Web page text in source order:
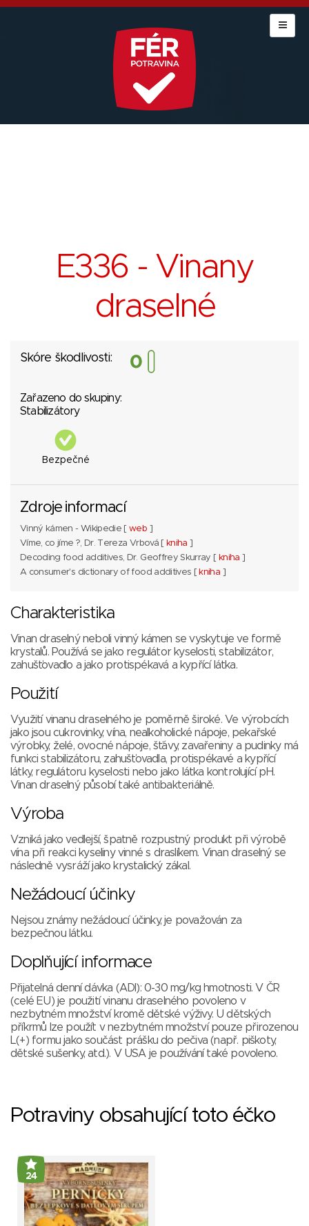
E336 - Vinany
draselné
Skóre škodlivosti:
Zařazeno do skupiny:
Stabilizátory
Bezpečné
Zdroje informací
Vinný kámen - Wikipedie [web ]
Víme, co jíme ?, Dr. Tereza Vrbová [ kniha ]
Decoding food additives, Dr. Geoffrey Skurray [ kniha ]
A consumer's dictionary of food additives [ kniha ]
Charakteristika
Vinan draselný neboli vinný kámen se vyskytuje ve formě
krystalů. Používá se jako regulátor kyselosti, stabilizátor,
zahušťovadlo a jako protispékavá a kypřící látka.
Použití
Využití vinanu draselného je poměrně široké. Ve výrobcích
jako jsou cukrovinky, vína, nealkoholické nápoje, pekařské
výrobky, želé, ovocné nápoje, šťávy, zavařeniny a pudinky má
funkci stabilizátoru, zahušťovadla, protispékavé a kypřící
látky, regulátoru kyselosti nebo jako látka kontrolující pH.
Vinan draselný působí také antibakteriálně.
Výroba
Vzniká jako vedlejší, špatně rozpustný produkt při výrobě
vína při reakci kyseliny vinné s draslíkem. Vinan draselný se
následně vysráží jako krystalický zákal.
Nežádoucí účinky
Nejsou známy nežádoucí účinky, je považován za
bezpečnou látku.
Doplňující informace
Přijatelná denní dávka (ADI): 0-30 mg/kg hmotnosti. V ČR
(celé EU) je použití vinanu draselného povoleno v
nezbytném množství kromě dětské výživy. U dětských
příkrmů lze použít v nezbytném množství pouze přirozenou
L(+) formu jako součást prášku do pečiva (např. piškoty,
dětské sušenky, atd.). V USA je používání také povoleno.
Potraviny obsahující toto éčko
24